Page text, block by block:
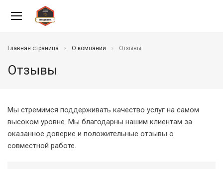
Главная страница О компании Отзывы
Отзывы
Мы стремимся поддерживать качество услуг на самом
высоком уровне. Мы благодарны нашим клиентам за
оказанное доверие и положительные отзывы о
совместной работе.